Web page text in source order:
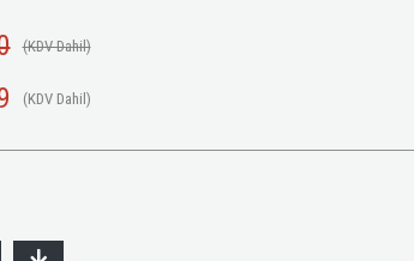
(KDV Dahil)
(KDV Dahil)